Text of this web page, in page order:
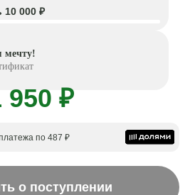
10 000 ₽
мечту!
950 ₽
по 487 ₽
о поступлении